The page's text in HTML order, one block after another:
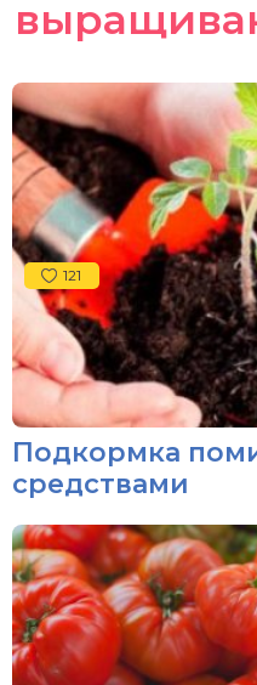
121
Подкормка
средствами